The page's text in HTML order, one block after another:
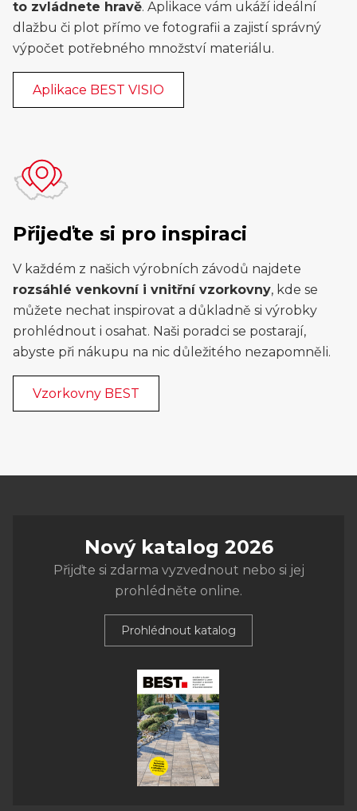
to zvládnete hravě. Aplikace vám ukáží ideální
dlažbu či plot přímo ve fotografii a zajistí správný
výpočet potřebného množství materiálu.
Aplikace BEST VISIO
Přijeďte si pro inspiraci
V každém z našich výrobních závodů najdete
rozsáhlé venkovní i vnitřní vzorkovny, kde se
můžete nechat inspirovat a důkladně si výrobky
prohlédnout i osahat. Naši poradci se postarají,
abyste při nákupu na nic důležitého nezapomněli.
Vzorkovny BEST
Nový katalog 2026
Přijďte si zdarma vyzvednout nebo si jej
prohlédněte online.
Prohlédnout katalog